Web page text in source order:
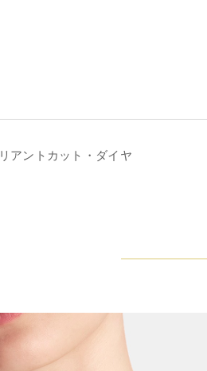
アントカット・ダイヤ